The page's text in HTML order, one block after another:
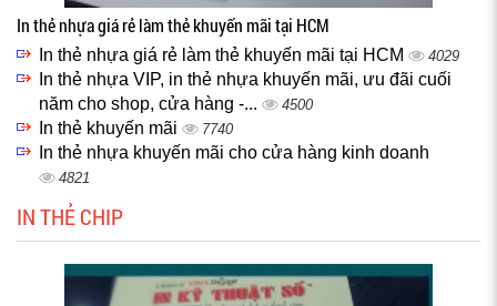
In thẻ nhựa giá rẻ làm thẻ khuyến mãi tại HCM
In thẻ nhựa giá rẻ làm thẻ khuyến mãi tại HCM 4029
In thẻ nhựa VIP, in thẻ nhựa khuyến mãi, ưu đãi cuối
năm cho shop, cửa hàng -...
4500
In thẻ khuyến mãi 7740
In thẻ nhựa khuyến mãi cho cửa hàng kinh doanh
4821
IN THẺ CHIP